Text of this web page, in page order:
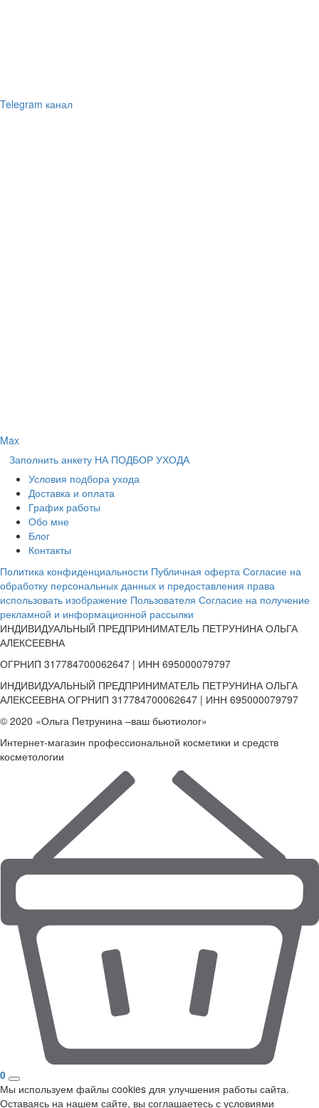
Telegram канал
Max
Заполнить анкету НА ПОДБОР УХОДА
Условия подбора ухода
Доставка и оплата
График работы
Обо мне
Блог
Контакты
Политика конфиденциальности Публичная оферта Согласие на
обработку персональных данных и предоставления права
использовать изображение Пользователя Согласие на получение
рекламной и информационной рассылки
ИНДИВИДУАЛЬНЫЙ ПРЕДПРИНИМАТЕЛЬ ПЕТРУНИНА ОЛЬГА
АЛЕКСЕЕВНА
ОГРНИП 317784700062647 | ИНН 695000079797
ИНДИВИДУАЛЬНЫЙ ПРЕДПРИНИМАТЕЛЬ ПЕТРУНИНА ОЛЬГА
АЛЕКСЕЕВНА ОГРНИП 317784700062647 | ИНН 695000079797
© 2020 «Ольга Петрунина –ваш бьютиолог»
Интернет-магазин профессиональной косметики и средств
косметологии
0
Мы используем файлы cookies для улучшения работы сайта.
Оставаясь на нашем сайте, вы соглашаетесь с условиями